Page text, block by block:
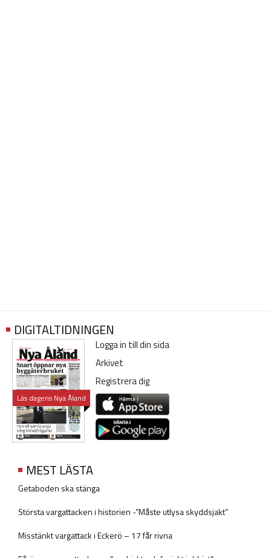
DIGITALTIDNINGEN
Läs dagens Nya Åland
Logga in till din sida
Arkivet
Registrera dig
MEST LÄSTA
Getaboden ska stänga
Största vargattacken i historien -”Måste utlysa skyddsjakt”
Misstänkt vargattack i Eckerö – 17 får rivna